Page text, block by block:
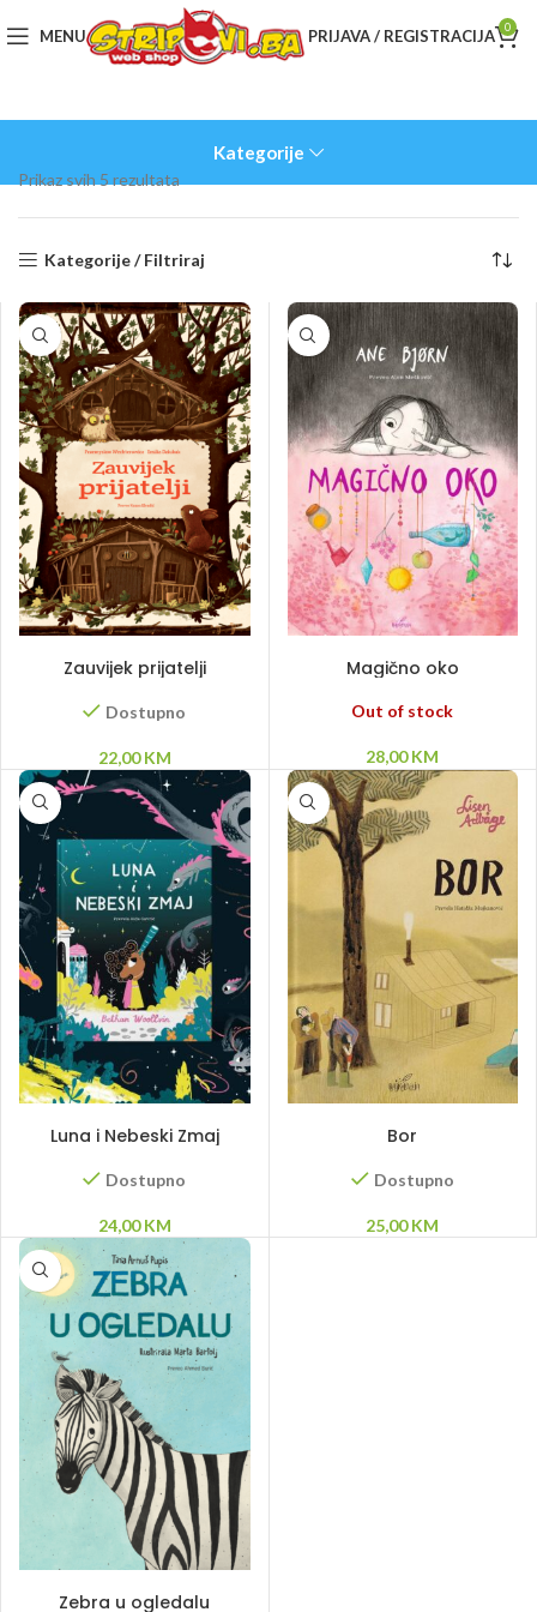
MENU PRIJAVA / REGISTRACIJA 0
Kategorije
Prikaz svih 5 rezultata
Kategorije / Filtriraj
Zauvijek prijatelji
Dostupno
22,00KM
Magično oko
Out of stock
28,00KM
Luna i Nebeski Zmaj
Dostupno
24,00KM
Bor
Dostupno
25,00KM
Zebra u ogledalu